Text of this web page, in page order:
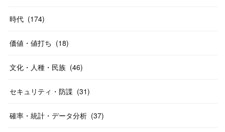
時代 (174)
価値・値打ち (18)
文化・人種・民族 (46)
セキュリティ・防諜 (31)
確率・統計・データ分析 (37)